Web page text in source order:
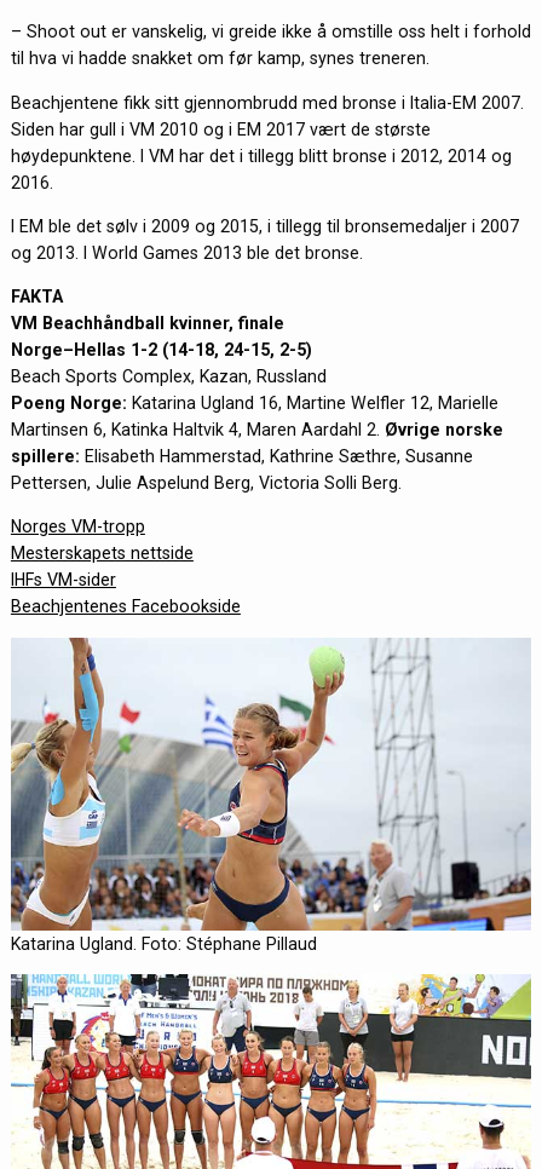
– Shoot out er vanskelig, vi greide ikke å omstille oss helt i forhold
til hva vi hadde snakket om før kamp, synes treneren.
Beachjentene fikk sitt gjennombrudd med bronse i Italia-EM 2007.
Siden har gull i VM 2010 og i EM 2017 vært de største
høydepunktene. I VM har det i tillegg blitt bronse i 2012, 2014 og
2016.
I EM ble det sølv i 2009 og 2015, i tillegg til bronsemedaljer i 2007
og 2013. I World Games 2013 ble det bronse.
FAKTA
VM Beachhåndball kvinner, finale
Norge–Hellas 1-2 (14-18, 24-15, 2-5)
Beach Sports Complex, Kazan, Russland
Poeng Norge: Katarina Ugland 16, Martine Welfler 12, Marielle
Martinsen 6, Katinka Haltvik 4, Maren Aardahl 2. Øvrige norske
spillere: Elisabeth Hammerstad, Kathrine Sæthre, Susanne
Pettersen, Julie Aspelund Berg, Victoria Solli Berg.
Norges VM-tropp
Mesterskapets nettside
IHFs VM-sider
Beachjentenes Facebookside
Katarina Ugland. Foto: Stéphane Pillaud